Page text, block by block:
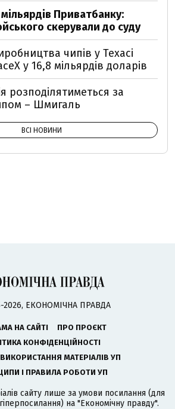
Приватбанку:
скерували до суду
чипів у Техасі
у 16,8 мільярдів доларів
розподілятиметься за
– Шмигаль
ВСІ НОВИНИ
2026, ЕКОНОМІЧНА ПРАВДА
НА САЙТІ
ПРО ПРОЄКТ
КОНФІДЕНЦІЙНОСТІ
МАТЕРІАЛІВ УП
І ПРАВИЛА РОБОТИ УП
сайту лише за умови посилання (для
на "Економічну правду".